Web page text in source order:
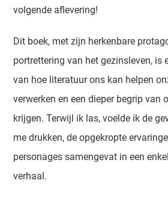
volgende aflevering!
Dit boek, met zijn herkenbare
portrettering van het gezinsleven, is
van hoe literatuur ons kan helpen
verwerken en een dieper begrip van
krijgen. Terwijl ik las, voelde ik de
me drukken, de opgekropte
personages samengevat in een
verhaal.